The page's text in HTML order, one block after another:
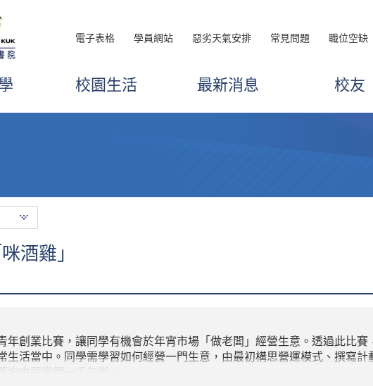
電子表格 學員網站 惡劣天氣安排 常見問題 職位空缺
校園生活 最新消息 校友
酒雞」
年創業比賽，讓同學有機會於年宵市場「做老闆」經營生意。透過此比賽
生活當中。同學需學習如何經營一門生意，由最初構思營運模式、撰寫計